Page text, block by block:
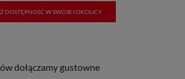
DOSTĘPNOŚĆ W SWOJEJ OKOLICY
dołączamy gustowne